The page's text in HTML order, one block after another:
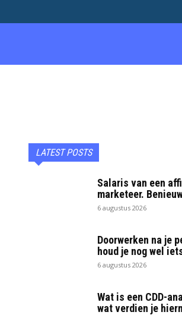
LATEST POSTS
Salaris van een
marketeer.
6 augustus 2026
Doorwerken na je
houd je nog wel
6 augustus 2026
Wat is een CDD-
wat verdien je